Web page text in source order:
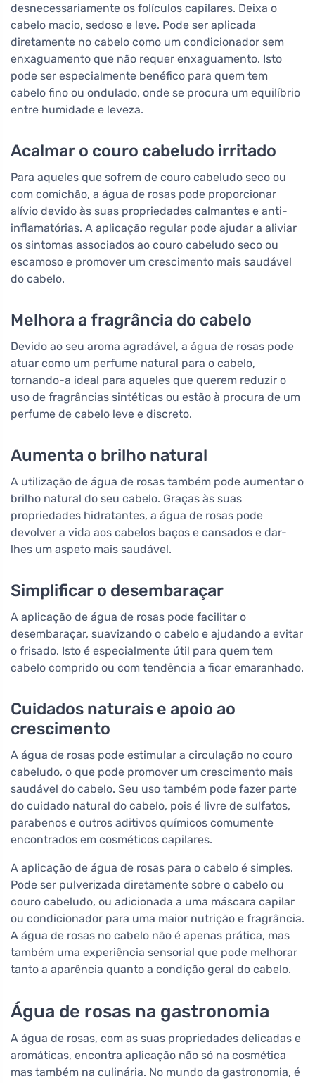
desnecessariamente os folículos capilares. Deixa o
cabelo macio, sedoso e leve. Pode ser aplicada
diretamente no cabelo como um condicionador sem
enxaguamento que não requer enxaguamento. Isto
pode ser especialmente benéfico para quem tem
cabelo fino ou ondulado, onde se procura um equilíbrio
entre humidade e leveza.
Acalmar o couro cabeludo irritado
Para aqueles que sofrem de couro cabeludo seco ou
com comichão, a água de rosas pode proporcionar
alívio devido às suas propriedades calmantes e anti-
inflamatórias. A aplicação regular pode ajudar a aliviar
os sintomas associados ao couro cabeludo seco ou
escamoso e promover um crescimento mais saudável
do cabelo.
Melhora a fragrância do cabelo
Devido ao seu aroma agradável, a água de rosas pode
atuar como um perfume natural para o cabelo,
tornando-a ideal para aqueles que querem reduzir o
uso de fragrâncias sintéticas ou estão à procura de um
perfume de cabelo leve e discreto.
Aumenta o brilho natural
A utilização de água de rosas também pode aumentar o
brilho natural do seu cabelo. Graças às suas
propriedades hidratantes, a água de rosas pode
devolver a vida aos cabelos baços e cansados e dar-
lhes um aspeto mais saudável.
Simplificar o desembaraçar
A aplicação de água de rosas pode facilitar o
desembaraçar, suavizando o cabelo e ajudando a evitar
o frisado. Isto é especialmente útil para quem tem
cabelo comprido ou com tendência a ficar emaranhado.
Cuidados naturais e apoio ao
crescimento
A água de rosas pode estimular a circulação no couro
cabeludo, o que pode promover um crescimento mais
saudável do cabelo. Seu uso também pode fazer parte
do cuidado natural do cabelo, pois é livre de sulfatos,
parabenos e outros aditivos químicos comumente
encontrados em cosméticos capilares.
A aplicação de água de rosas para o cabelo é simples.
Pode ser pulverizada diretamente sobre o cabelo ou
couro cabeludo, ou adicionada a uma máscara capilar
ou condicionador para uma maior nutrição e fragrância.
A água de rosas no cabelo não é apenas prática, mas
também uma experiência sensorial que pode melhorar
tanto a aparência quanto a condição geral do cabelo.
Água de rosas na gastronomia
A água de rosas, com as suas propriedades delicadas e
aromáticas, encontra aplicação não só na cosmética
mas também na culinária. No mundo da gastronomia, é